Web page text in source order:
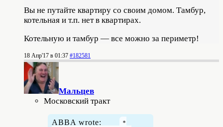
Вы не путайте квартиру со своим домом. Тамбур,
котельная и т.п. нет в квартирах.
Котельную и тамбур — все можно за периметр!
18 Апр'17 в 01:37 #182581
Мальцев
Московский тракт
ABBA wrote: